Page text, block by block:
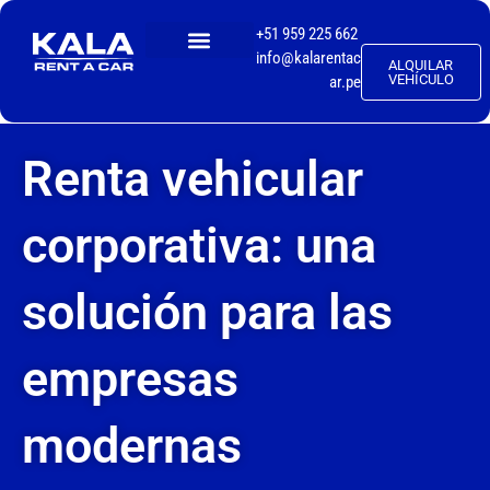
+51 959 225 662
info@kalarentac
ar.pe
ALQUILAR
VEHÍCULO
Renta vehicular
corporativa: una
solución para las
empresas
modernas